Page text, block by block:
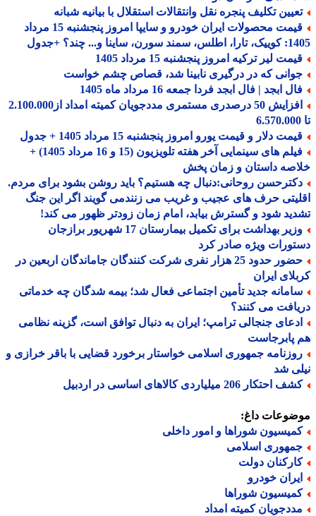
تکلیف پنجره نقل وانتقالات استقلال با بیانیه شبانه
قیمت محصولات ایران خودرو و سایپا امروز پنجشنبه 15 مرداد
ساینا و... چند؟ +جدول
لیر ترکیه امروز پنجشنبه 15 مرداد 1405
که در درگیری نابینا شد، قصاص چشم خواست
ابجد | فال ابجد فردا جمعه 16 مرداد ماه 1405
افزایش 50 درصدری مستمری مددجویان کمیته امداد از2.100.000
دلار و قیمت یورو امروز پنجشنبه 15 مرداد 1405 + جدول
فیلم های سینمایی آخر هفته تلویزیون (15 و 16 مرداد 1405) +
داستان و زمان پخش
روحانی:دنبال چه هستیم؟ باید روشن بشود برای مردم.
حرف های عجیب و غریب می زنندمی گویند اگر این جنگ
شود و گسترش بیابد، امام زمان زودتر ظهور می کند!
وزیر بهداشت برای تکمیل بیمارستان 17 شهریور برازجان
ویژه صادر کرد
حضور حدود 25 هزار نفری شرکت کنندگان جاماندگان اربعین در
ایران
جدید تأمین اجتماعی فعال شد؛ بیمه شدگان چه خدماتی
می کنند؟
جنجالی ترامپ؛ ایران به دنبال توافق است، گزینه نظامی
پابرجاست
جمهوری اسلامی خواستار برخورد قضایی با باقر خرازی و
شد
206 میلیاردی کالاهای اساسی در اردبیل
داغ:
شوراها و امور داخلی
اسلامی
دولت
خودرو
شوراها
کمیته امداد